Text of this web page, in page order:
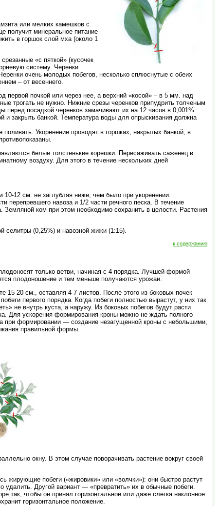
или мелких камешков с
получит минеральное питание
в горшок слой мха (около 1
«с пяткой» (кусочек
систему. Черенки
очень молодых побегов, несколько сплюснутые с обеих
– от весеннего.
первой почкой или через нее, а верхний «косой» – в 5 мм. над
трогать не нужно. Нижние срезы черенков припудрить толченым
перед посадкой черенков замачивают их на 12 часов в 0,001%
и закрыть банкой. Температура воды для опрыскивания должна
Укоренение проводят в горшках, накрытых банкой, в
белые толстенькие корешки. Пересаживать саженец в
воздуху. Для этого в течение нескольких дней
12 см. не заглубляя ниже, чем было при укоренении.
перепревшего навоза и 1/2 части речного песка. В течение
Земляной ком при этом необходимо сохранить в целости. Растения
селитры (0,25%) и навозной жижи (1:15).
к содержанию
только ветви, начиная с 4 порядка. Лучшей формой
плодоношение и тем меньше получаются урожаи.
20 см., оставляя 4-7 листов. После этого из боковых почек
первого порядка. Когда побеги полностью вырастут, у них так
не внутрь куста, а наружу. Из боковых побегов будут расти
Для ускорения формирования кроны можно не ждать полного
при формировании — создание незагущенной кроны с небольшими,
правильной формы.
окну. В этом случае поворачивать растение вокруг своей
жирующие побеги («жировики» или «волчки»): они быстро растут
удалить. Другой вариант — «превратить» их в обычные побеги.
так, чтобы он принял горизонтальное или даже слегка наклонное
горизонтальное положение.